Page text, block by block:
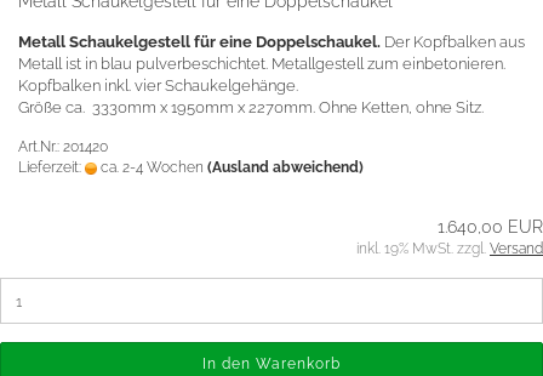
Metall Schaukelgestell für eine Doppelschaukel. Der Kopfbalken aus
Metall ist in blau pulverbeschichtet. Metallgestell zum einbetonieren.
Kopfbalken inkl. vier Schaukelgehänge.
Größe ca. 3330mm x 1950mm x 2270mm. Ohne Ketten, ohne Sitz.
Art.Nr.: 201420
Lieferzeit:
ca. 2-4 Wochen (Ausland abweichend)
1.640,00 EUR
inkl. 19% MwSt. zzgl. Versand
In den Warenkorb